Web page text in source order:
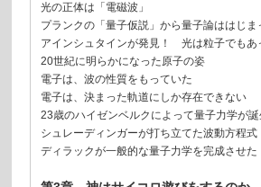
光の正体は「電磁波」
プランクの「量子仮説」から量子論ははじま
アインシュタインが発見！ 光は粒子でもあ
20世紀に明らかになった原子の姿
電子は、波の性質をもっていた
電子は、決まった軌道にしか存在できない
23歳のハイゼンベルクによって量子力学が誕
シュレーディンガーが打ち立てた波動方程式
ディラックが一般的な量子力学を完成させた